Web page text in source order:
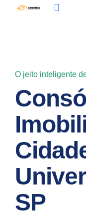
O jeito inteligente
SP